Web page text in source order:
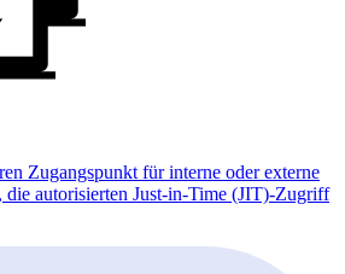
Zugangspunkt für interne oder externe
die autorisierten Just-in-Time (JIT)-Zugriff